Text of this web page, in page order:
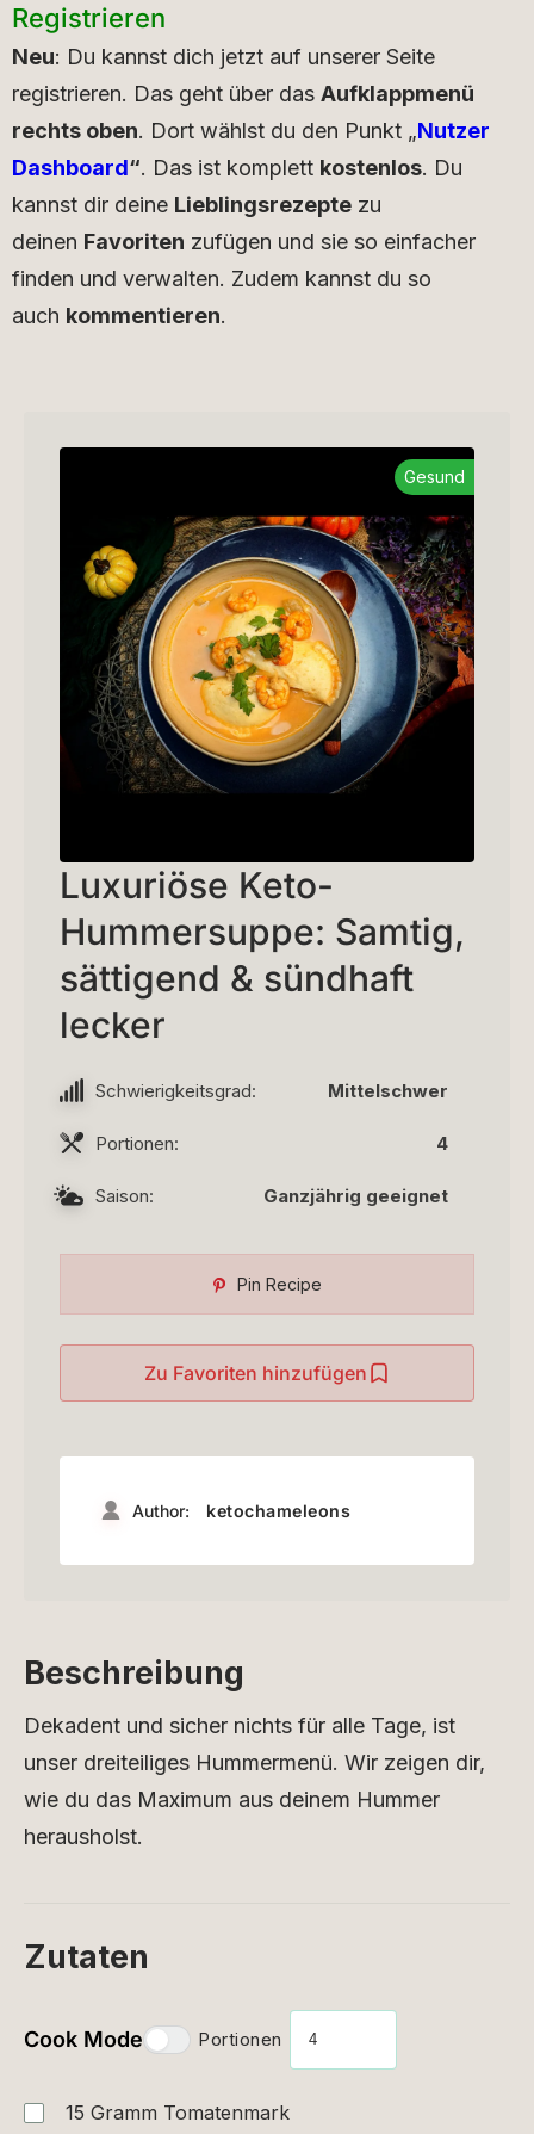
Registrieren
Neu: Du kannst dich jetzt auf unserer Seite
registrieren. Das geht über das Aufklappmenü
rechts oben. Dort wählst du den Punkt „Nutzer
Dashboard“. Das ist komplett kostenlos. Du
kannst dir deine Lieblingsrezepte zu
deinen Favoriten zufügen und sie so einfacher
finden und verwalten. Zudem kannst du so
auch kommentieren.
Gesund
Luxuriöse Keto-
Hummersuppe: Samtig,
sättigend & sündhaft
lecker
Schwierigkeitsgrad: Mittelschwer
Portionen: 4
Saison: Ganzjährig geeignet
Pin Recipe
Zu Favoriten hinzufügen
Author: ketochameleons
Beschreibung
Dekadent und sicher nichts für alle Tage, ist
unser dreiteiliges Hummermenü. Wir zeigen dir,
wie du das Maximum aus deinem Hummer
herausholst.
Zutaten
Cook Mode Portionen
15 Gramm Tomatenmark